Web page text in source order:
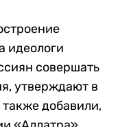
идеологи
совершать
утверждают в
добавили,